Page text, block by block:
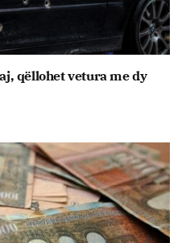
qëllohet vetura me dy